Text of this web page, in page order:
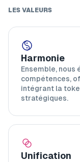
LES VALEURS
Harmonie
Ensemble,
compétences,
intégrant la
stratégiques.
Unification